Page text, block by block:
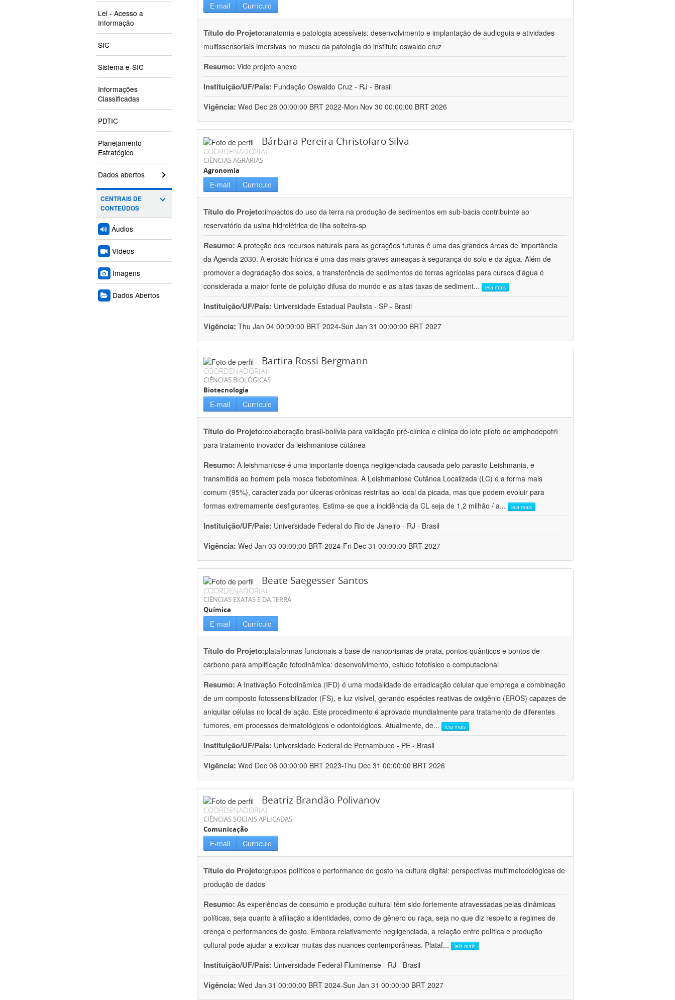
Lei - Acesso a
Informação
SIC
Sistema e-SIC
Informações
Classificadas
PDTIC
Planejamento
Estratégico
Dados abertos
CENTRAIS DE
CONTEÚDOS
Áudios
Vídeos
Imagens
Dados Abertos
E-mail Currículo
Título do Projeto:anatomia e patologia acessíveis: desenvolvimento e implantação de audioguia e atividades
multissensoriais imersivas no museu da patologia do instituto oswaldo cruz
Resumo: Vide projeto anexo
Instituição/UF/País: Fundação Oswaldo Cruz - RJ - Brasil
Vigência: Wed Dec 28 00:00:00 BRT 2022-Mon Nov 30 00:00:00 BRT 2026
Bárbara Pereira Christofaro Silva
COORDENADOR(A)
CIÊNCIAS AGRÁRIAS
Agronomia
E-mail Currículo
Título do Projeto:impactos do uso da terra na produção de sedimentos em sub-bacia contribuinte ao
reservatório da usina hidrelétrica de ilha solteira-sp
Resumo: A proteção dos recursos naturais para as gerações futuras é uma das grandes áreas de importância
da Agenda 2030. A erosão hídrica é uma das mais graves ameaças à segurança do solo e da água. Além de
promover a degradação dos solos, a transferência de sedimentos de terras agrícolas para cursos d'água é
considerada a maior fonte de poluição difusa do mundo e as altas taxas de sediment... leia mais
Instituição/UF/País: Universidade Estadual Paulista - SP - Brasil
Vigência: Thu Jan 04 00:00:00 BRT 2024-Sun Jan 31 00:00:00 BRT 2027
Bartira Rossi Bergmann
COORDENADOR(A)
CIÊNCIAS BIOLÓGICAS
Biotecnologia
E-mail Currículo
Título do Projeto:colaboração brasil-bolívia para validação pré-clínica e clínica do lote piloto de amphodepot®
para tratamento inovador da leishmaniose cutânea
Resumo: A leishmaniose é uma importante doença negligenciada causada pelo parasito Leishmania, e
transmitida ao homem pela mosca flebotomínea. A Leishmaniose Cutânea Localizada (LC) é a forma mais
comum (95%), caracterizada por úlceras crônicas restritas ao local da picada, mas que podem evoluir para
formas extremamente desfigurantes. Estima-se que a incidência da CL seja de 1,2 milhão / a... leia mais
Instituição/UF/País: Universidade Federal do Rio de Janeiro - RJ - Brasil
Vigência: Wed Jan 03 00:00:00 BRT 2024-Fri Dec 31 00:00:00 BRT 2027
Beate Saegesser Santos
COORDENADOR(A)
CIÊNCIAS EXATAS E DA TERRA
Química
E-mail Currículo
Título do Projeto:plataformas funcionais a base de nanoprismas de prata, pontos quânticos e pontos de
carbono para amplificação fotodinâmica: desenvolvimento, estudo fotofísico e computacional
Resumo: A Inativação Fotodinâmica (IFD) é uma modalidade de erradicação celular que emprega a combinação
de um composto fotossensibilizador (FS), e luz visível, gerando espécies reativas de oxigênio (EROS) capazes de
aniquilar células no local de ação. Este procedimento é aprovado mundialmente para tratamento de diferentes
tumores, em processos dermatológicos e odontológicos. Atualmente, de... leia mais
Instituição/UF/País: Universidade Federal de Pernambuco - PE - Brasil
Vigência: Wed Dec 06 00:00:00 BRT 2023-Thu Dec 31 00:00:00 BRT 2026
Beatriz Brandão Polivanov
COORDENADOR(A)
CIÊNCIAS SOCIAIS APLICADAS
Comunicação
E-mail Currículo
Título do Projeto:grupos políticos e performance de gosto na cultura digital: perspectivas multimetodológicas de
produção de dados
Resumo: As experiências de consumo e produção cultural têm sido fortemente atravessadas pelas dinâmicas
políticas, seja quanto à afiliação a identidades, como de gênero ou raça, seja no que diz respeito a regimes de
crença e performances de gosto. Embora relativamente negligenciada, a relação entre política e produção
cultural pode ajudar a explicar muitas das nuances contemporâneas. Plataf... leia mais
Instituição/UF/País: Universidade Federal Fluminense - RJ - Brasil
Vigência: Wed Jan 31 00:00:00 BRT 2024-Sun Jan 31 00:00:00 BRT 2027